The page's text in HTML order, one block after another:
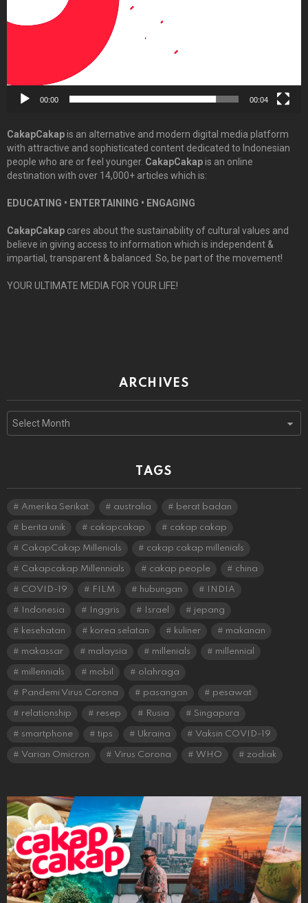
00:00 00:04
CakapCakapis an alternative and modern digital media platform
with attractive and sophisticated content dedicated to Indonesian
people who are or feel younger. CakapCakapis an online
destination with over 14,000+ articles which is:
EDUCATING • ENTERTAINING • ENGAGING
CakapCakap cares about the sustainability of cultural values and
believe in giving access to information which is independent &
impartial, transparent & balanced. So, be part of the movement!
YOUR ULTIMATE MEDIA FOR YOUR LIFE!
ARCHIVES
Archives
TAGS
Amerika Serikat australia berat badan
berita unik cakapcakap cakap cakap
CakapCakap Millenials cakap cakap millenials
Cakapcakap Millennials cakap people china
COVID-19 FILM hubungan INDIA
Indonesia Inggris Israel jepang
kesehatan korea selatan kuliner makanan
makassar malaysia millenials millennial
millennials mobil olahraga
Pandemi Virus Corona pasangan pesawat
relationship resep Rusia Singapura
smartphone tips Ukraina Vaksin COVID-19
Varian Omicron Virus Corona WHO zodiak